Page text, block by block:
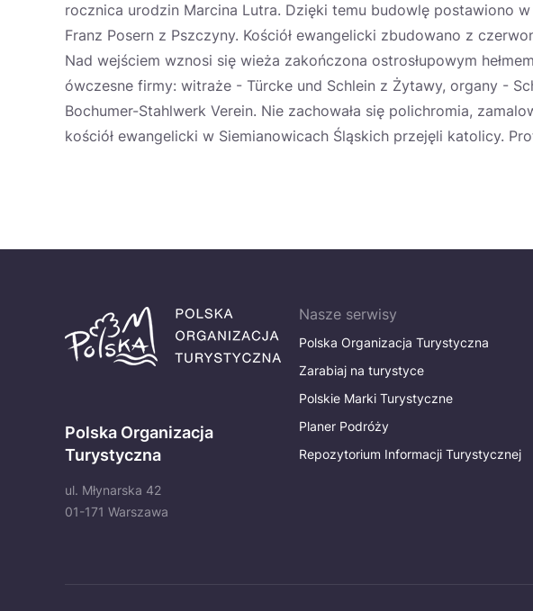
rocznica urodzin Marcina Lutra. Dzięki temu budowlę postawiono
Franz Posern z Pszczyny. Kościół ewangelicki zbudowano z
Nad wejściem wznosi się wieża zakończona ostrosłupowym
ówczesne firmy: witraże - Türcke und Schlein z Żytawy, organy -
Bochumer-Stahlwerk Verein. Nie zachowała się polichromia,
kościół ewangelicki w Siemianowicach Śląskich przejęli katolicy.
Polska Organizacja
Turystyczna
ul. Młynarska 42
01-171 Warszawa
Nasze serwisy
Polska Organizacja Turystyczna
Zarabiaj na turystyce
Polskie Marki Turystyczne
Planer Podróży
Repozytorium Informacji Turystycznej